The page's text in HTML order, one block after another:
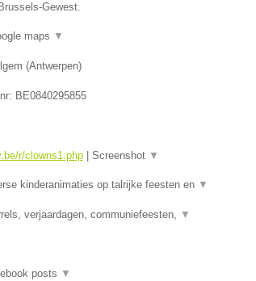
Gewest.
maps ▼
(Antwerpen)
BE0840295855
r/clowns1.php| Screenshot ▼
kinderanimaties op talrijke feesten en ▼
verjaardagen, communiefeesten, ▼
posts ▼